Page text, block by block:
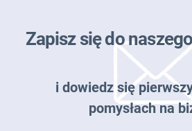
Zapisz się do
i dowiedz się
pomysłach na